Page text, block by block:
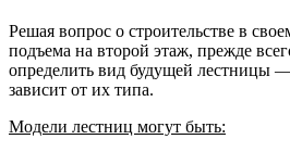
Решая вопрос о строительстве в
подъема на второй этаж, прежде
определить вид будущей лестницы
зависит от их типа.
Модели лестниц могут быть: